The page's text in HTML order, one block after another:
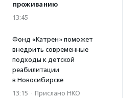
проживанию
13:45
Фонд «Катрен» поможет
внедрить современные
подходы к детской
реабилитации
в Новосибирске
13:15 · Прислано НКО